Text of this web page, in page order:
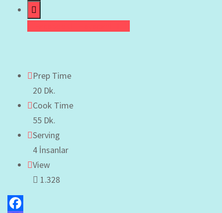
Prep Time
20 Dk.
Cook Time
55 Dk.
Serving
4 İnsanlar
View
1.328